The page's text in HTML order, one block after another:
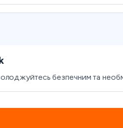
безпечним та